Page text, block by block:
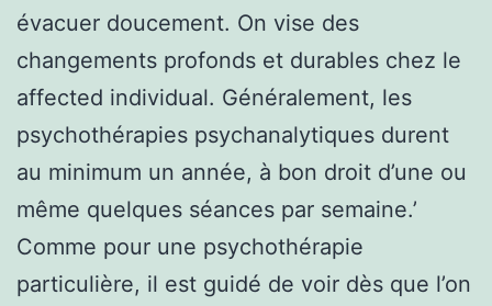
évacuer doucement. On vise des
changements profonds et durables chez le
affected individual. Généralement, les
psychothérapies psychanalytiques durent
au minimum un année, à bon droit d’une ou
même quelques séances par semaine.’
Comme pour une psychothérapie
particulière, il est guidé de voir dès que l’on